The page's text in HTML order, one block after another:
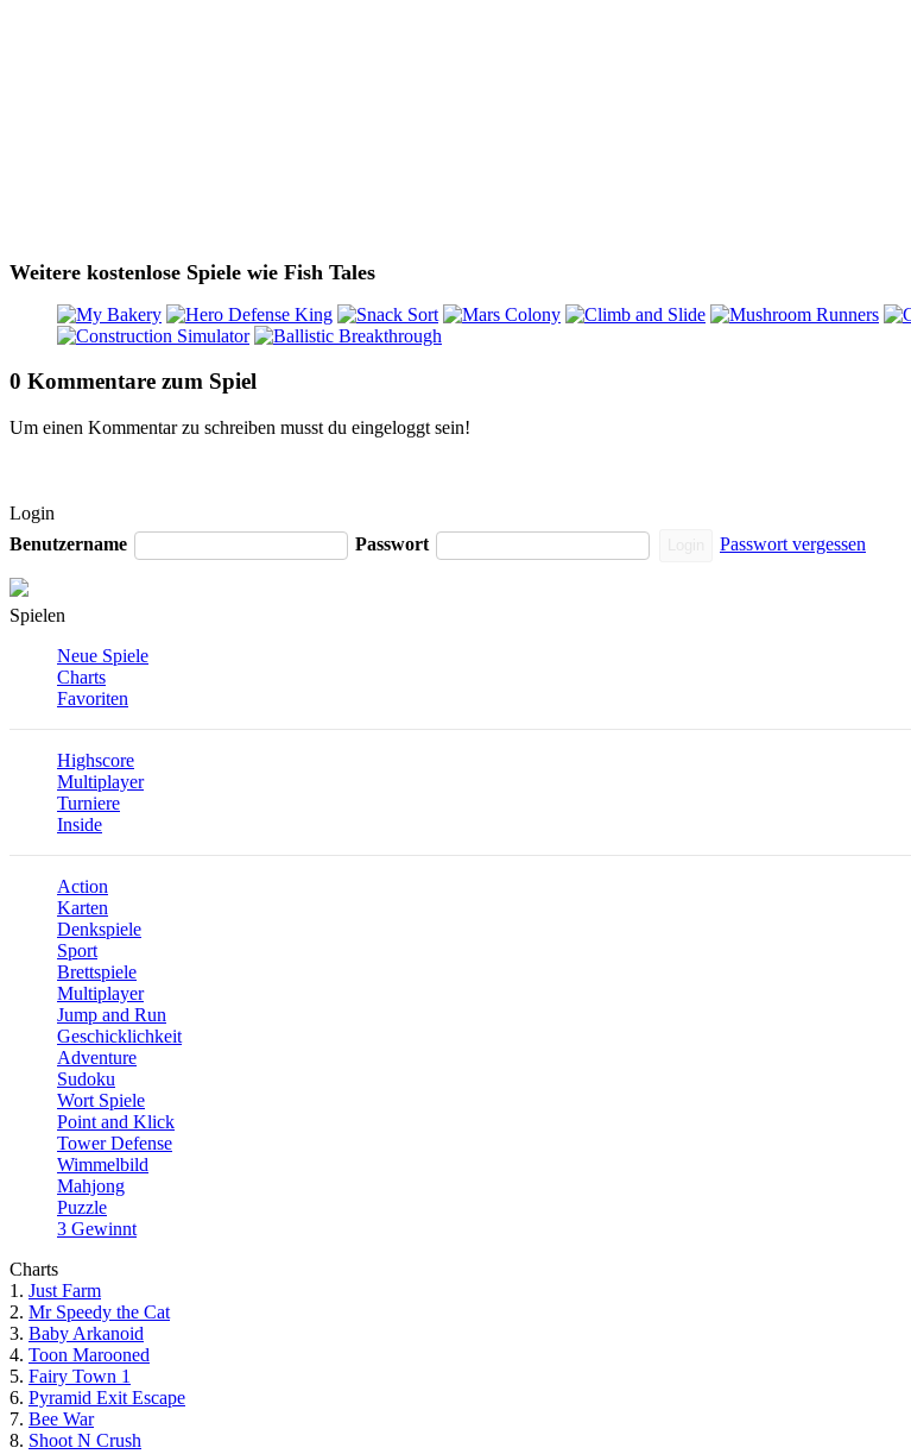
Weitere kostenlose Spiele wie Fish Tales
0 Kommentare zum Spiel
Um einen Kommentar zu schreiben musst du eingeloggt sein!
Login
Benutzername
Passwort Passwort vergessen
Spielen
Neue Spiele
Charts
Favoriten
Highscore
Multiplayer
Turniere
Inside
Action
Karten
Denkspiele
Sport
Brettspiele
Multiplayer
Jump and Run
Geschicklichkeit
Adventure
Sudoku
Wort Spiele
Point and Klick
Tower Defense
Wimmelbild
Mahjong
Puzzle
3 Gewinnt
Charts
1. Just Farm
2. Mr Speedy the Cat
3. Baby Arkanoid
4. Toon Marooned
5. Fairy Town 1
6. Pyramid Exit Escape
7. Bee War
8. Shoot N Crush